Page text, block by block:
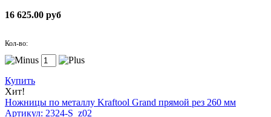
16 625.00 руб
Кол-во:
Купить
Хит!
Ножницы по металлу Kraftool Grand прямой рез 260 мм
Артикул: 2324-S_z02